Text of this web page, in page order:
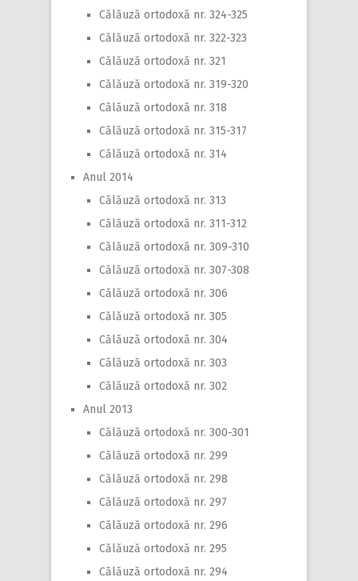
Călăuză ortodoxă nr. 324-325
Călăuză ortodoxă nr. 322-323
Călăuză ortodoxă nr. 321
Călăuză ortodoxă nr. 319-320
Călăuză ortodoxă nr. 318
Călăuză ortodoxă nr. 315-317
Călăuză ortodoxă nr. 314
Anul 2014
Călăuză ortodoxă nr. 313
Călăuză ortodoxă nr. 311-312
Călăuză ortodoxă nr. 309-310
Călăuză ortodoxă nr. 307-308
Călăuză ortodoxă nr. 306
Călăuză ortodoxă nr. 305
Călăuză ortodoxă nr. 304
Călăuză ortodoxă nr. 303
Călăuză ortodoxă nr. 302
Anul 2013
Călăuză ortodoxă nr. 300-301
Călăuză ortodoxă nr. 299
Călăuză ortodoxă nr. 298
Călăuză ortodoxă nr. 297
Călăuză ortodoxă nr. 296
Călăuză ortodoxă nr. 295
Călăuză ortodoxă nr. 294